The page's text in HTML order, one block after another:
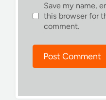
Save my name,
this browser for
comment.